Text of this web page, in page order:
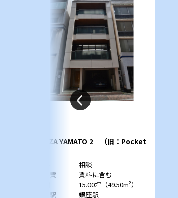
GINZA YAMATO 2 （旧：Pocket
Park GINZA）
相談
共益費
賃料に含む
15.00坪（49.50m²）
最寄駅
銀座駅